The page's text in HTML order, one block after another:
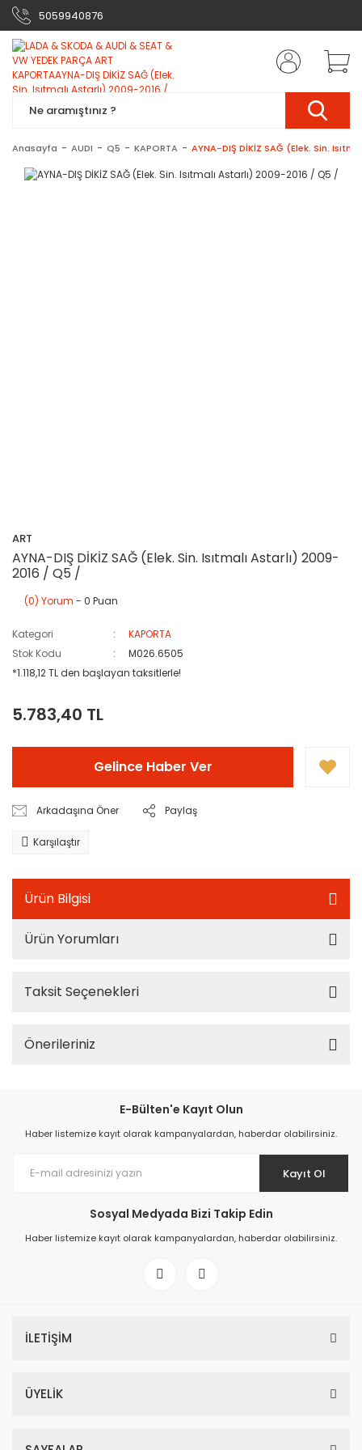
5059940876
Anasayfa AUDI Q5 KAPORTA AYNA-DIŞ DİKİZ SAĞ (Elek. Sin.
ART
AYNA-DIŞ DİKİZ SAĞ (Elek. Sin. Isıtmalı Astarlı) 2009-
2016 / Q5 /
(0) Yorum - 0 Puan
Kategori
KAPORTA
Stok Kodu
M026.6505
*1.118,12 TL den başlayan taksitlerle!
5.783,40 TL
Gelince Haber Ver
Arkadaşına Öner Paylaş
Karşılaştır
Ürün Bilgisi
Ürün Yorumları
Taksit Seçenekleri
Önerileriniz
E-Bülten'e Kayıt Olun
Haber listemize kayıt olarak kampanyalardan, haberdar olabilirsiniz.
Kayıt Ol
Sosyal Medyada Bizi Takip Edin
Haber listemize kayıt olarak kampanyalardan, haberdar olabilirsiniz.
İLETİŞİM
ÜYELİK